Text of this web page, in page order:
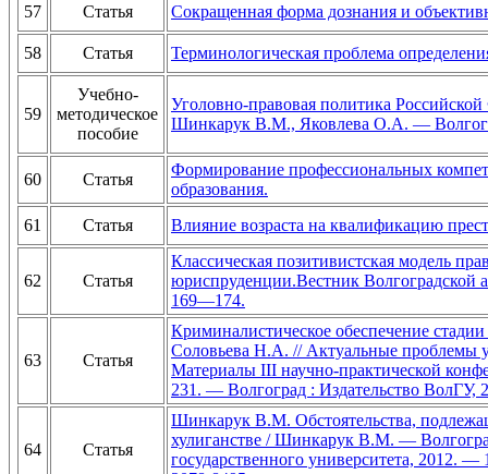
57 Статья Сокращенная форма дознания и
58 Статья Терминологическая проблема
59
Учебно-
методическое
пособие
Уголовно-правовая политика
Шинкарук В.М., Яковлева О.А. —
60 Статья
Формирование профессиональных
образования.
61
Статья Влияние возраста на квалификацию
62 Статья
Классическая позитивистская модель
юриспруденции.Вестник
169―174.
63 Статья
Криминалистическое обеспечение
Соловьева Н.А. // Актуальные проблемы
Материалы III научно-практической
231. — Волгоград : Издательство
64 Статья
Шинкарук В.М. Обстоятельства,
хулиганстве / Шинкарук В.М. —
государственного университета,